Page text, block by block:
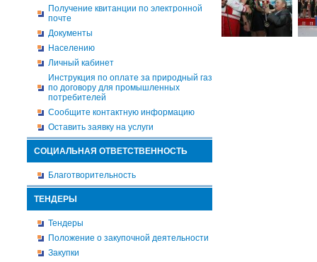
Получение квитанции по электронной
почте
Документы
Населению
Личный кабинет
Инструкция по оплате за природный газ
по договору для промышленных
потребителей
Сообщите контактную информацию
Оставить заявку на услуги
СОЦИАЛЬНАЯ ОТВЕТСТВЕННОСТЬ
Благотворительность
ТЕНДЕРЫ
Тендеры
Положение о закупочной деятельности
Закупки